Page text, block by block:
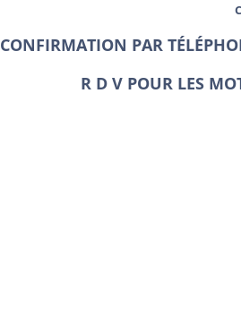
CONFIRMATION PAR
R D V POUR LES